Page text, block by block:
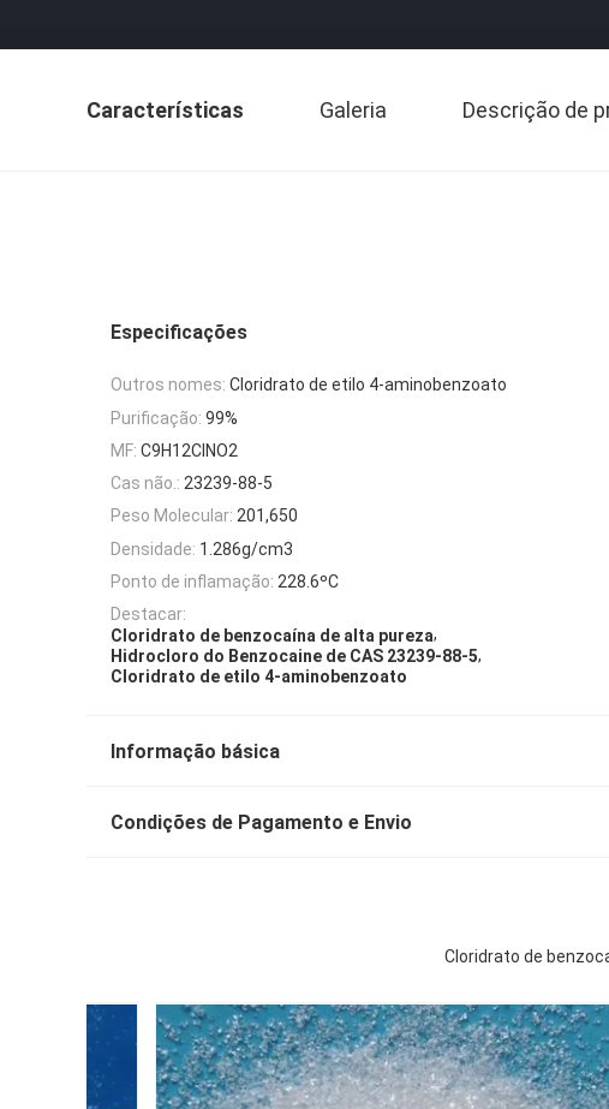
Características Galeria Descrição de
Especificações
Outros nomes: Cloridrato de etilo 4-aminobenzoato
Purificação: 99%
MF: C9H12ClNO2
Cas não.: 23239-88-5
Peso Molecular: 201,650
Densidade: 1.286g/cm3
Ponto de inflamação: 228.6ºC
Destacar:
Cloridrato de benzocaína de alta pureza,
Hidrocloro do Benzocaine de CAS 23239-88-5,
Cloridrato de etilo 4-aminobenzoato
Informação básica
Condições de Pagamento e Envio
Cloridrato de